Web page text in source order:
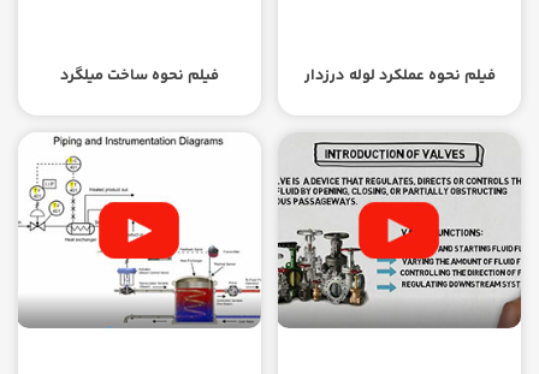
فیلم نحوه عملکرد لوله درزدار فیلم نحوه ساخت میلگرد